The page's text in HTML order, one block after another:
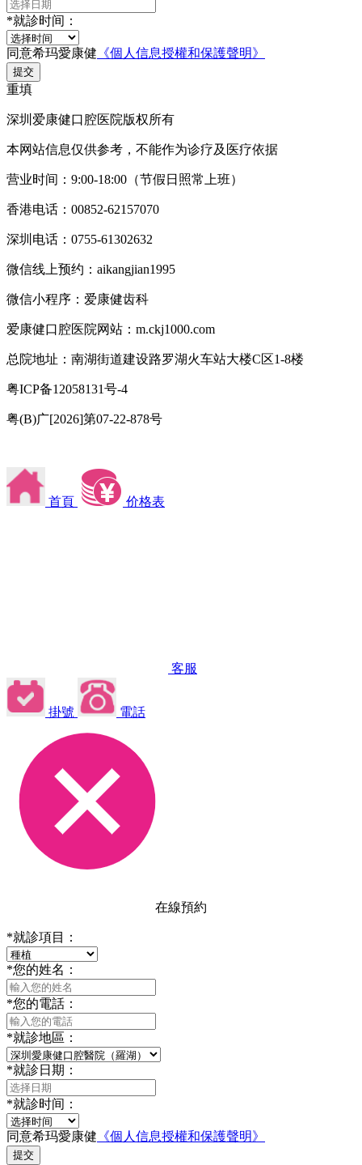
*就診时间：
同意希玛愛康健 《個人信息授權和保護聲明》
提交
重填
深圳爱康健口腔医院版权所有
本网站信息仅供参考，不能作为诊疗及医疗依据
营业时间：9:00-18:00（节假日照常上班）
香港电话：00852-62157070
深圳电话：0755-61302632
微信线上预约：aikangjian1995
微信小程序：爱康健齿科
爱康健口腔医院网站：m.ckj1000.com
总院地址：南湖街道建设路罗湖火车站大楼C区1-8楼
粤ICP备12058131号-4
粤(B)广[2026]第07-22-878号
首頁 价格表
客服
掛號 電話
在線預約
*就診項目：
*您的姓名：
*您的電話：
*就診地區：
*就診日期：
*就診时间：
同意希玛愛康健 《個人信息授權和保護聲明》
提交